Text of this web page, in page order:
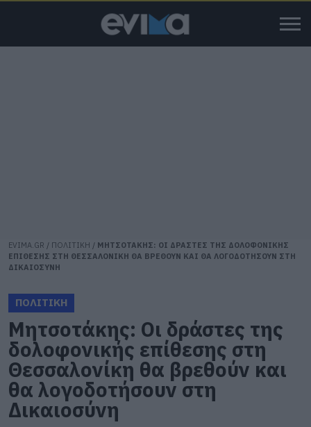
EVIMA.GR / ΠΟΛΙΤΙΚΗ / ΜΗΤΣΟΤΑΚΗΣ: ΟΙ ΔΡΑΣΤΕΣ ΤΗΣ ΔΟΛΟΦΟΝΙΚΗΣ
ΕΠΙΘΕΣΗΣ ΣΤΗ ΘΕΣΣΑΛΟΝΙΚΗ ΘΑ ΒΡΕΘΟΥΝ ΚΑΙ ΘΑ ΛΟΓΟΔΟΤΗΣΟΥΝ ΣΤΗ
ΔΙΚΑΙΟΣΥΝΗ
ΠΟΛΙΤΙΚΗ
Μητσοτάκης: Οι δράστες της
δολοφονικής επίθεσης στη
Θεσσαλονίκη θα βρεθούν και
θα λογοδοτήσουν στη
Δικαιοσύνη